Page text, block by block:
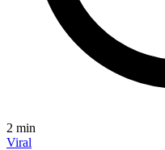
2 min
Viral